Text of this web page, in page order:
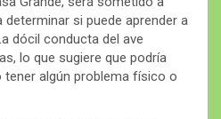
si puede aprender a
dócil conducta del ave
lo que sugiere que podría
algún problema físico o